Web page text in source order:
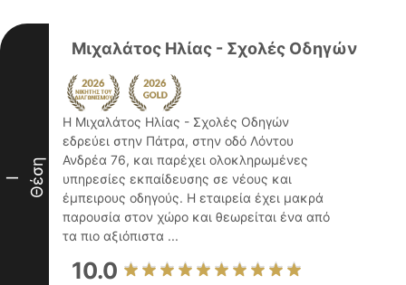
I Θέση
Μιχαλάτος Ηλίας - Σχολές Οδηγών
Η Μιχαλάτος Ηλίας - Σχολές Οδηγών
εδρεύει στην Πάτρα, στην οδό Λόντου
Ανδρέα 76, και παρέχει ολοκληρωμένες
υπηρεσίες εκπαίδευσης σε νέους και
έμπειρους οδηγούς. Η εταιρεία έχει μακρά
παρουσία στον χώρο και θεωρείται ένα από
τα πιο αξιόπιστα ...
10.0